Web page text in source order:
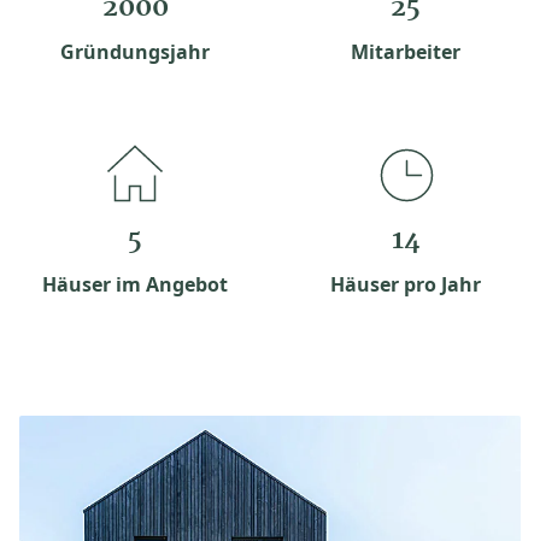
2000
Gründungsjahr
25
Mitarbeiter
5
Häuser im Angebot
14
Häuser pro Jahr